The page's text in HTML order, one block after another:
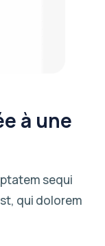
à une
sequi
qui dolorem